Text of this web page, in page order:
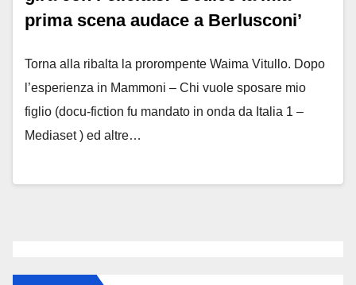
prima scena audace a Berlusconi’
Torna alla ribalta la prorompente Waima Vitullo. Dopo
l’esperienza in Mammoni – Chi vuole sposare mio
figlio (docu-fiction fu mandato in onda da Italia 1 –
Mediaset ) ed altre…